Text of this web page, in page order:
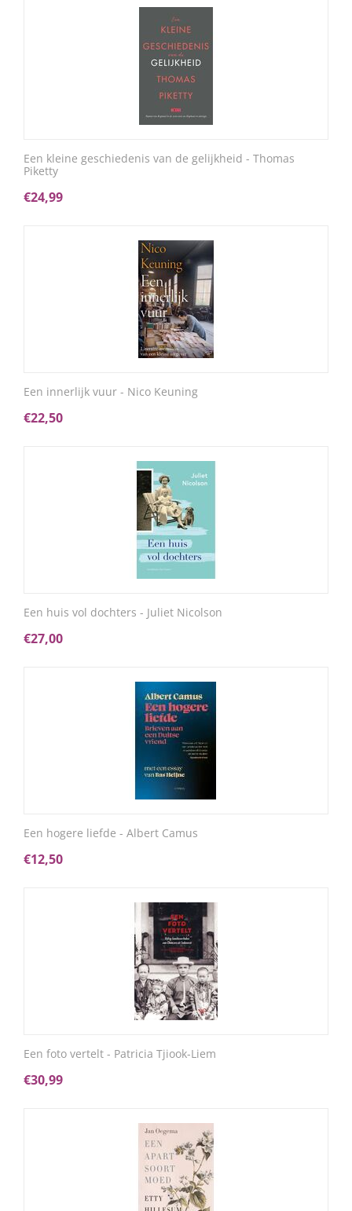
Een kleine geschiedenis van de gelijkheid - Thomas
Piketty
€24,99
Een innerlijk vuur - Nico Keuning
€22,50
Een huis vol dochters - Juliet Nicolson
€27,00
Een hogere liefde - Albert Camus
€12,50
Een foto vertelt - Patricia Tjiook-Liem
€30,99